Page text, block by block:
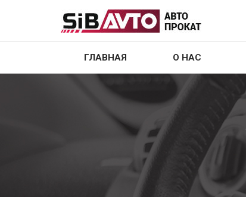
ГЛАВНАЯ О НАС